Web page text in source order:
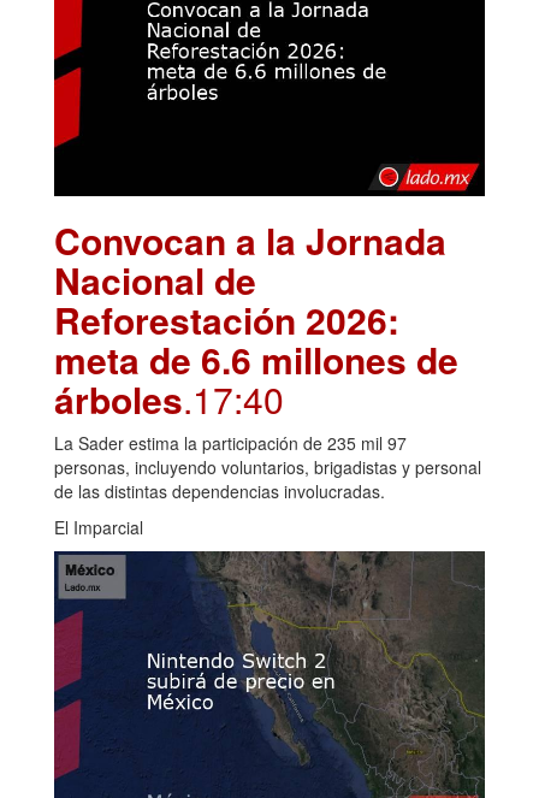
Convocan a la Jornada
Nacional de
Reforestación 2026:
meta de 6.6 millones de
árboles.17:40
La Sader estima la participación de 235 mil 97
personas, incluyendo voluntarios, brigadistas y personal
de las distintas dependencias involucradas.
El Imparcial